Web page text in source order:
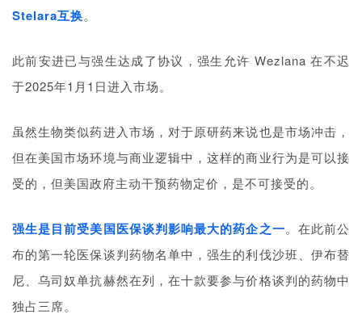
首
药
视
频
区
彩
活
Stelara互换。
此前安进已与强生达成了协议，强生允许 Wezlana 在不迟
于2025年1月1日进入市场。
虽然生物类似药进入市场，对于原研药来说也是市场冲击，
但在美国市场环境与商业逻辑中，这样的商业行为是可以接
受的，但美国政府主动干预药物定价，是不可接受的。
强生是目前受美国医保谈判影响最大的药企之一。在此前公
布的第一轮医保谈判药物名单中，强生的利伐沙班、伊布替
尼、乌司奴单抗赫然在列，在十款要参与价格谈判的药物中
独占三席。